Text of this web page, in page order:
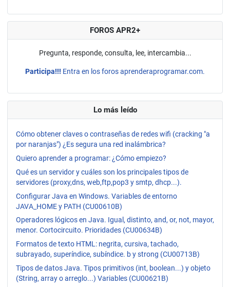
FOROS APR2+
Pregunta, responde, consulta, lee, intercambia...
Participa!!! Entra en los foros aprenderaprogramar.com.
Lo más leído
Cómo obtener claves o contraseñas de redes wifi (cracking "a
por naranjas") ¿Es segura una red inalámbrica?
Quiero aprender a programar: ¿Cómo empiezo?
Qué es un servidor y cuáles son los principales tipos de
servidores (proxy,dns, web,ftp,pop3 y smtp, dhcp...).
Configurar Java en Windows. Variables de entorno
JAVA_HOME y PATH (CU00610B)
Operadores lógicos en Java. Igual, distinto, and, or, not, mayor,
menor. Cortocircuito. Prioridades (CU00634B)
Formatos de texto HTML: negrita, cursiva, tachado,
subrayado, superíndice, subíndice. b y strong (CU00713B)
Tipos de datos Java. Tipos primitivos (int, boolean...) y objeto
(String, array o arreglo...) Variables (CU00621B)